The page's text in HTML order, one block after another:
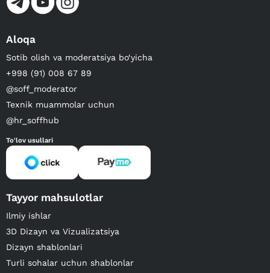
Aloqa
Sotib olish va moderatsiya bo‘yicha
+998 (91) 008 67 89
@soff_moderator
Texnik muammolar uchun
@hr_soffhub
To'lov usullari
Tayyor mahsulotlar
Ilmiy ishlar
3D Dizayn va Vizualizatsiya
Dizayn shablonlari
Turli sohalar uchun shablonlar